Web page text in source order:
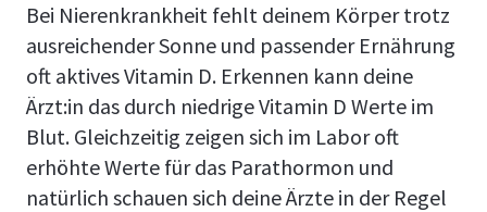
Bei Nierenkrankheit fehlt deinem Körper trotz
ausreichender Sonne und passender Ernährung
oft aktives Vitamin D. Erkennen kann deine
Ärzt:in das durch niedrige Vitamin D Werte im
Blut. Gleichzeitig zeigen sich im Labor oft
erhöhte Werte für das Parathormon und
natürlich schauen sich deine Ärzte in der Regel